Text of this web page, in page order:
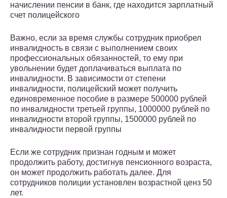
начислении пенсии в банк, где находится зарплатный
счет полицейского
Важно, если за время службы сотрудник приобрел
инвалидность в связи с выполнением своих
профессиональных обязанностей, то ему при
увольнении будет доплачиваться выплата по
инвалидности. В зависимости от степени
инвалидности, полицейский может получить
единовременное пособие в размере 500000 рублей
по инвалидности третьей группы, 1000000 рублей по
инвалидности второй группы, 1500000 рублей по
инвалидности первой группы
Если же сотрудник признан годным и может
продолжить работу, достигнув пенсионного возраста,
он может продолжить работать далее. Для
сотрудников полиции установлен возрастной ценз 50
лет.